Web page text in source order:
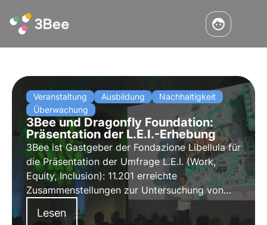
Veranstaltung Ausbildung
Nachhaltigkeit
Überwachung
3Bee und Dragonfly Foundation:
Präsentation der L.E.I.-Erhebung
3Bee ist Gastgeber der Fondazione Libellula für
die Präsentation der Umfrage L.E.I. (Work,
Equity, Inclusion): 11.201 erreichte
Zusammenstellungen zur Untersuchung von
geschlechtsspezifischer Diskriminierung und
Gewalt in der Arbeitswelt.
Lesen